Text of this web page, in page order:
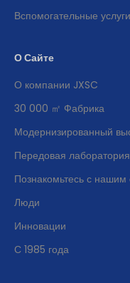
Вспомогательные услуги
О Сайте
О компании JXSC
30 000 ㎡ Фабрика
Модернизированный
Передовая
Познакомьтесь с нашим
Люди
Инновации
С 1985 года